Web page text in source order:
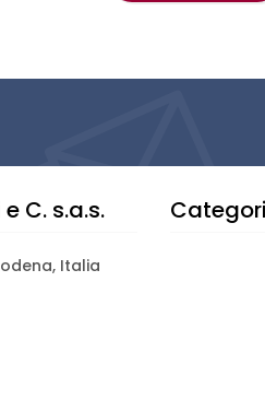
C. s.a.s.
Italia